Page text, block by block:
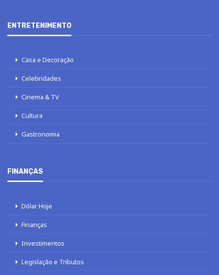
ENTRETENIMENTO
Casa e Decoração
Celebridades
Cinema & TV
Cultura
Gastronomia
FINANÇAS
Dólar Hoje
Finanças
Investimentos
Legislação e Tributos